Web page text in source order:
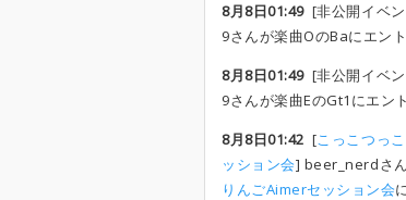
8月8日01:49[非公開イベ
9さんが楽曲OのBaにエン
8月8日01:49[非公開イベ
9さんが楽曲EのGt1にエン
8月8日01:42 [こっこつっ
ッション会] beer_nerdさ
りんごAimerセッション会